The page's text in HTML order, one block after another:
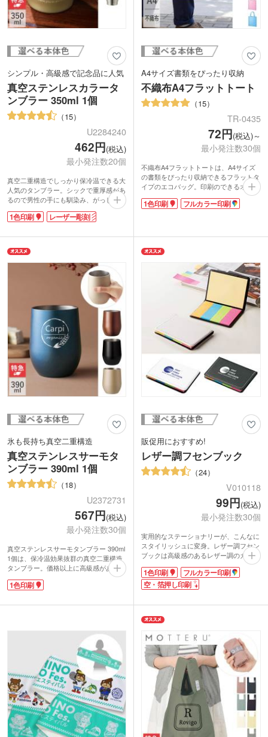
シンプル・高級感で記念品に人気
真空ステンレスカラータ
ンブラー 350ml 1個
15
U2284240
462円(税込)
最小発注数20個
真空二重構造でしっかり保冷温できる大
人気のタンブラー。シックで重厚感があ
るので男性の手にも馴染み、がっしりホ
ールドできる持ちやすい大きさです。幅
の広い口径で飲みやすく、大きな氷もす
感で幅広い層で使いやすいカラー4色展
開。
社名やロゴを入れて特別な記念品の作成
におすすめです。
1色印刷 レーザー彫刻
A4サイズ書類をぴったり収納
不織布A4フラットトート
15
TR-0435
72円(税込)～
最小発注数30個
不織布A4フラットトートは、A4サイズ
の書類をぴったり収納できるフラットタ
イプのエコバッグ。印刷のできるオリジ
ナルバッグが、激安価格で制作できま
す。軽くて丈夫な不織布素材なので、イ
不織布A4フラットトートバッグは広範囲
ので、キャラクターを印刷して同人イベ
ントのお土産用バッグにも。100個以下
の小ロットでもご注文可能です。企業や
イベントのイメージカラーに合わせて、
カラフルな13色からお好きなカラーを選
1色印刷 フルカラー印刷
氷も長持ち真空二重構造
真空ステンレスサーモタ
ンブラー 390ml 1個
18
U2372731
567円(税込)
最小発注数30個
真空ステンレスサーモタンブラー 390ml
1個は、保冷温効果抜群の真空二重構造
タンブラー。価格以上に高級感があり、
ご成約記念品などのノベルティに大人気
です。手に馴染む安定感ある丸みをおび
く、大きな氷もすんなり入ります。冷た
ャンパンゴールド・ネイビー・ブラッ
ク・モカブラウン4色からお選びいただ
1色印刷
販促用におすすめ!
レザー調フセンブック
24
V010118
99円(税込)
最小発注数30個
実用的なステーショナリーが、こんなに
スタイリッシュに変身。レザー調フセン
ブックは高級感のあるレザー調のカバー
に、5色2サイズの付箋メモをセットしま
した。
シンプルなカバーに企業ロゴが映え、営
オリジナル名入れは30個からの小ロット
1色印刷・箔押し・フルカラー印刷で、
お持ちのロゴ・文字・イラストを印刷い
たします。学生から社会人、主婦の方ま
で、どなたにも喜ばれるお役立ちアイテ
ム。適度な粘着力、書きやすい紙質・色
とサイズで、スタッフからの支持も熱い
大人気ふせんです。
1色印刷
フルカラー印刷
空・箔押し印刷